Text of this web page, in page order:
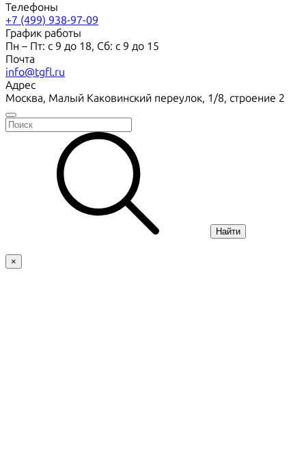
Телефоны
+7 (499) 938-97-09
График работы
Пн – Пт: с 9 до 18, Сб: с 9 до 15
Почта
info@tgfl.ru
Адрес
Москва, Малый Каковинский переулок, 1/8, строение 2
Найти
×